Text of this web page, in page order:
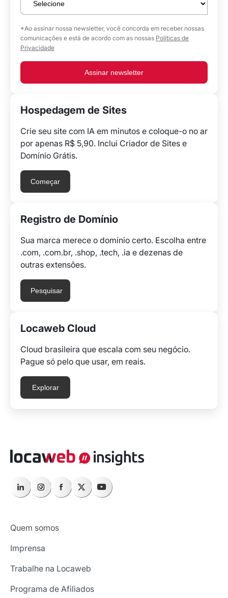
*Ao assinar nossa newsletter, você concorda em receber nossas
comunicações e está de acordo com as nossas Políticas de
Privacidade
Assinar newsletter
Hospedagem de Sites
Crie seu site com IA em minutos e coloque-o no ar
por apenas R$ 5,90. Inclui Criador de Sites e
Domínio Grátis.
Começar
Registro de Domínio
Sua marca merece o domínio certo. Escolha entre
.com, .com.br, .shop, .tech, .ia e dezenas de
outras extensões.
Pesquisar
Locaweb Cloud
Cloud brasileira que escala com seu negócio.
Pague só pelo que usar, em reais.
Explorar
Quem somos
Imprensa
Trabalhe na Locaweb
Programa de Afiliados